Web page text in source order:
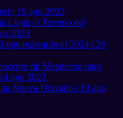
| 16 ago 2023
Llega al Terreno del
2023
que marcarán el 2024 | 26
de Metaverso para
ago 2023
Nueva División | 18 ago